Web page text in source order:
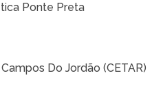
Ponte Preta
Do Jordão (CETAR)